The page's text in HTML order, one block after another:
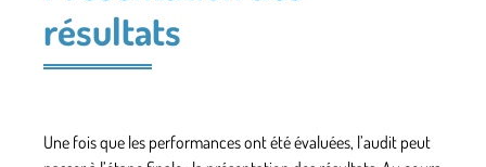
résultats
Une fois que les performances ont été évaluées, l’audit peut